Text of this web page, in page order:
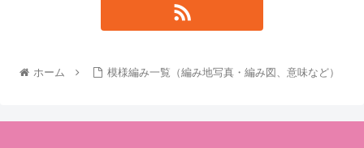
ホーム 模様編み一覧（編み地写真・編み図、意味など）